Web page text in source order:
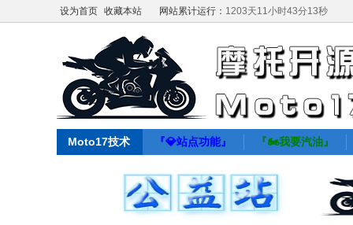
设为首页 收藏本站 网站累计运行： 1203天11小时43分14秒
Moto17技术 『💎站点功能』 『🏍️我要汽油』